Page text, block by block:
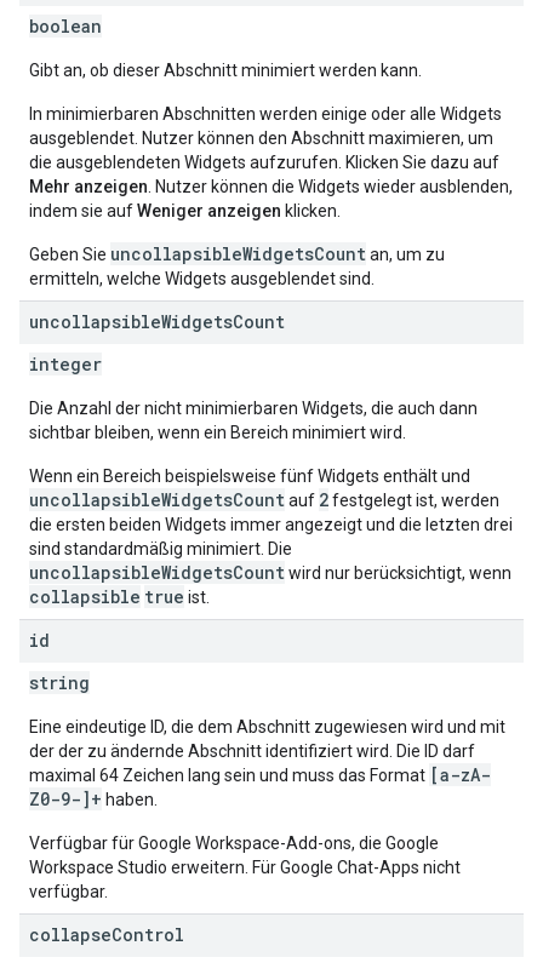
boolean
Gibt an, ob dieser Abschnitt minimiert werden kann.
In minimierbaren Abschnitten werden einige oder alle Widgets
ausgeblendet. Nutzer können den Abschnitt maximieren, um
die ausgeblendeten Widgets aufzurufen. Klicken Sie dazu auf
Mehr anzeigen . Nutzer können die Widgets wieder ausblenden,
indem sie aufWeniger anzeigen klicken.
Geben Sie uncollapsibleWidgetsCountan, um zu
ermitteln, welche Widgets ausgeblendet sind.
uncollapsibleWidgetsCount
integer
Die Anzahl der nicht minimierbaren Widgets, die auch dann
sichtbar bleiben, wenn ein Bereich minimiert wird.
Wenn ein Bereich beispielsweise fünf Widgets enthält und
uncollapsibleWidgetsCountauf 2festgelegt ist, werden
die ersten beiden Widgets immer angezeigt und die letzten drei
sind standardmäßig minimiert. Die
uncollapsibleWidgetsCountwird nur berücksichtigt, wenn
collapsible true ist.
id
string
Eine eindeutige ID, die dem Abschnitt zugewiesen wird und mit
der der zu ändernde Abschnitt identifiziert wird. Die ID darf
maximal 64 Zeichen lang sein und muss das Format [a-zA-
Z0-9-]+ haben.
Verfügbar für Google Workspace-Add-ons, die Google
Workspace Studio erweitern. Für Google Chat-Apps nicht
verfügbar.
collapseControl